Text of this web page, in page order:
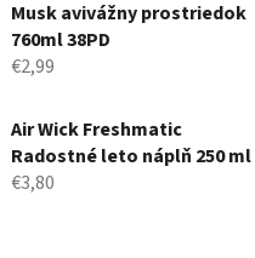
Musk avivážny prostriedok
760ml 38PD
€2,99
Air Wick Freshmatic
Radostné leto náplň 250 ml
€3,80